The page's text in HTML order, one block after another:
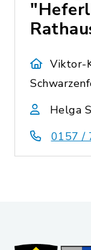
Viktor-
Helga
0157 /